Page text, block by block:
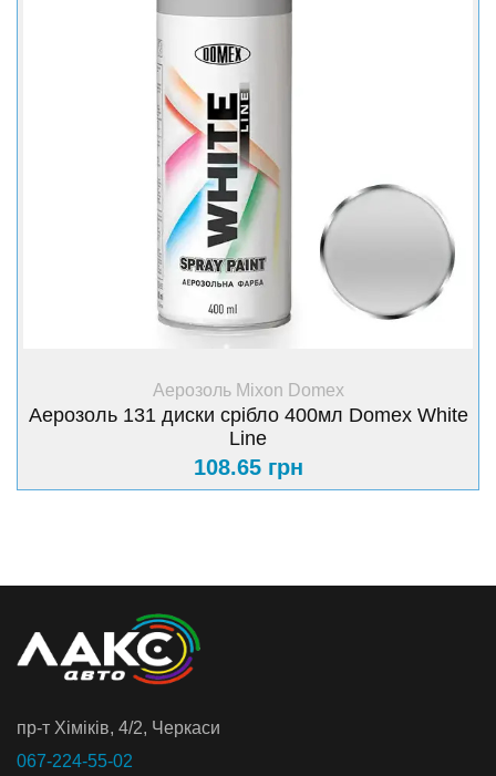
+ Купити
Аерозоль Mixon Domex
Аерозоль 131 диски срібло 400мл Domex White
Line
108.65 грн
пр-т Хiмiкiв, 4/2, Черкаси
067-224-55-02